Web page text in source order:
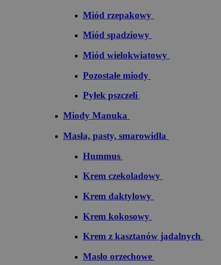
Miód rzepakowy
Miód spadziowy
Miód wielokwiatowy
Pozostałe miody
Pyłek pszczeli
Miody Manuka
Masła, pasty, smarowidła
Hummus
Krem czekoladowy
Krem daktylowy
Krem kokosowy
Krem z kasztanów jadalnych
Masło orzechowe